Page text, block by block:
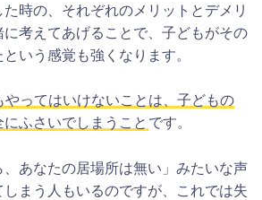
時の、それぞれのメリットとデメリ
に考えてあげることで、子どもがその
いう感覚も強くなります。
やってはいけないことは、子どもの
ふさいでしまうこと です。
、あなたの居場所は無い」みたいな声
まう人もいるのですが、これでは失